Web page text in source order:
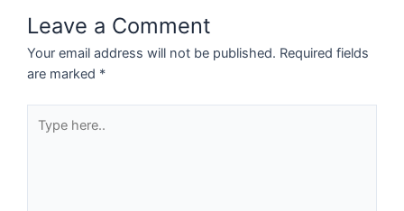
Leave a Comment
Your email address will not be published. Required fields
are marked *